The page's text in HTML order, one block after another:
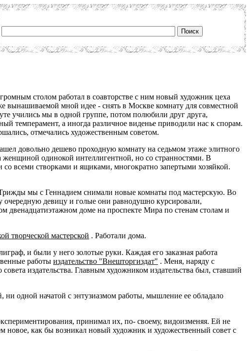
столом работал в соавторстве с ним новый художник цеха
вынашиваемой мной идее - снять в Москве комнату для совместной
учились мы в одной группе, потом полюбили друг друга,
темперамент, а иногда различное виденье приводили нас к спорам.
отмечались художественным советом.
довольно дешево проходную комнату на седьмом этаже элитного
женщиной одинокой интеллигентной, но со странностями. В
всеми створками и ящиками, многократно запертыми хозяйкой.
мы с Геннадием снимали новые комнаты под мастерскую. Во
девицу и голые они равнодушно курсировали,
двенадцатиэтажном доме на проспекте Мира по стенам столам и
творческой мастерской . Работали дома.
и были у него золотые руки. Каждая его заказная работа
работы издательство "Внешторгиздат" . Меня, наряду с
издательства. Главным художником издательства был, ставший
ни одной начатой с энтузиазмом работы, мышление ее обладало
принимал их, по- своему, видоизменяя. Ей не
новое, как бы возникал новый художник и художественный совет с